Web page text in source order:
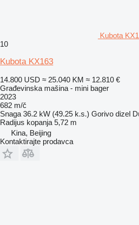
Kubota
10
Kubota KX163
14.800 USD ≈ 25.040 KM ≈ 12.810 €
Građevinska mašina - mini bager
2023
682 m/č
Snaga 36.2 kW (49.25 k.s.) Gorivo dizel
Radijus kopanja 5,72 m
Kina, Beijing
Kontaktirajte prodavca